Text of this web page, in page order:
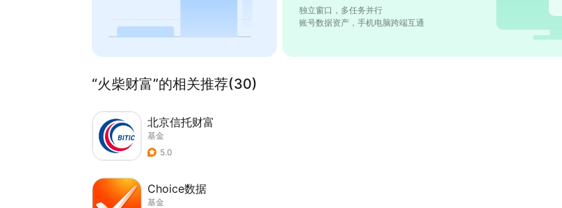
独立窗口，多任务并行
账号数据资产，手机电脑跨端互通
“火柴财富”的相关推荐(30)
北京信托财富
基金
5.0
Choice数据
基金